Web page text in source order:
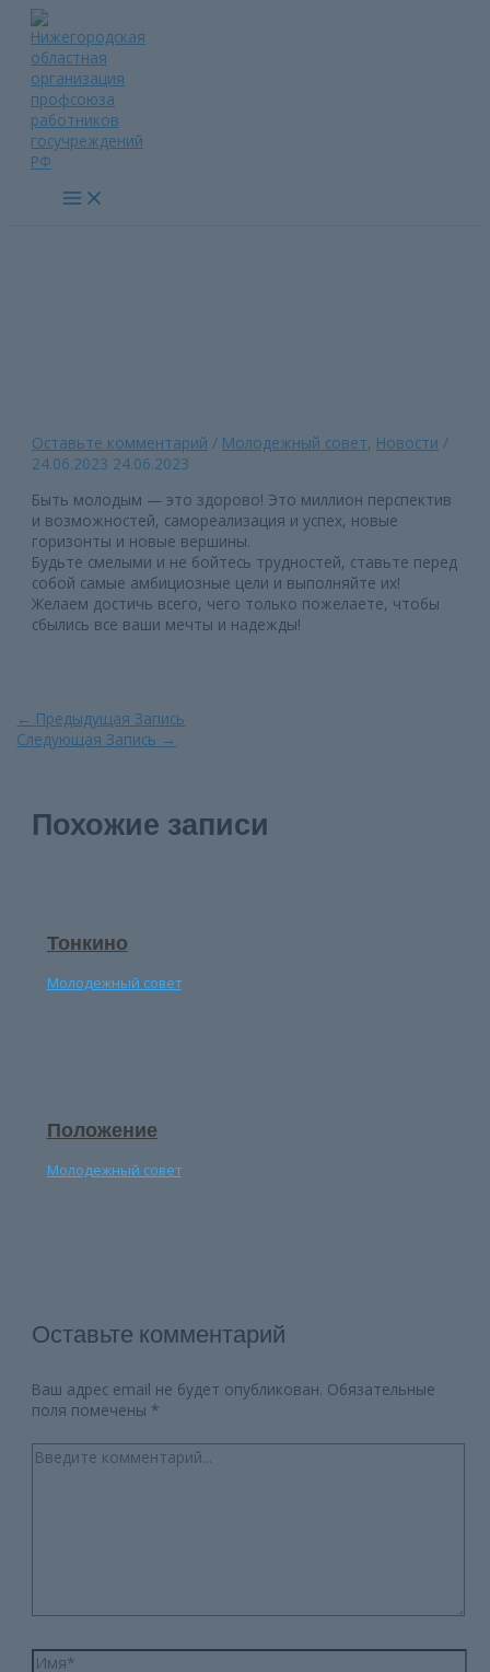
Перейти
содержимому
Main
Menu
Оставьте комментарий / Молодежный совет, Новости /
24.06.2023 24.06.2023
Быть молодым — это здорово! Это миллион перспектив
и возможностей, самореализация и успех, новые
горизонты и новые вершины.
Будьте смелыми и не бойтесь трудностей, ставьте перед
собой самые амбициозные цели и выполняйте их!
Желаем достичь всего, чего только пожелаете, чтобы
сбылись все ваши мечты и надежды!
Навигация
по
← Предыдущая Запись
Следующая Запись →
Похожие записи
Тонкино
Молодежный совет
Положение
Молодежный совет
Оставьте комментарий
Ваш адрес email не будет опубликован. Обязательные
поля помечены *
Введите
комментарий...
Имя*